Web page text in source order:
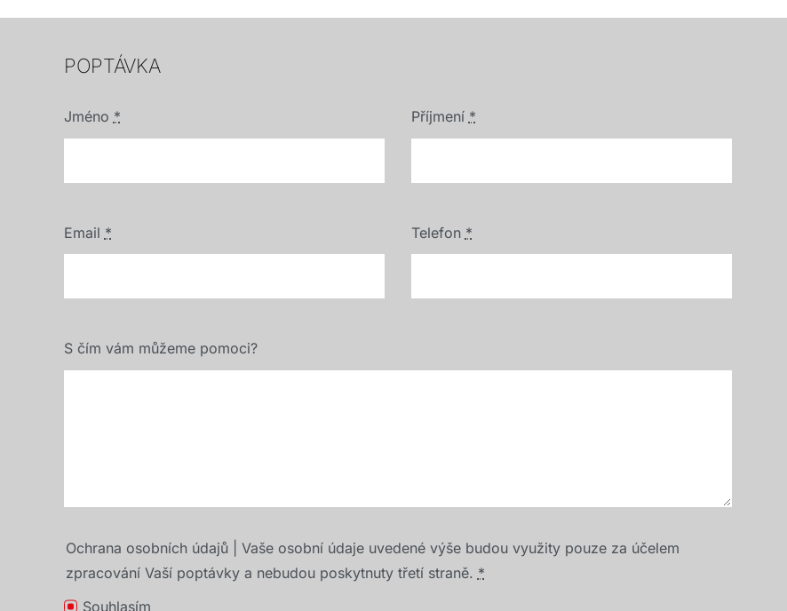
POPTÁVKA
Jméno * Příjmení *
Email * Telefon *
S čím vám můžeme pomoci?
Ochrana osobních údajů | Vaše osobní údaje uvedené výše budou využity pouze za účelem
zpracování Vaší poptávky a nebudou poskytnuty třetí straně. *
Souhlasím